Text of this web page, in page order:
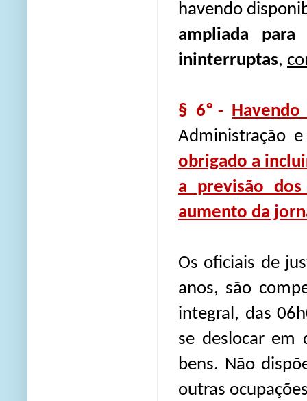
havendo
ampliada
ininterruptas,
§ 6º -
Administração
obrigado a
a previsão
aumento da
Os oficiais de
anos, são
integral, das
se deslocar em
bens. Não
outras